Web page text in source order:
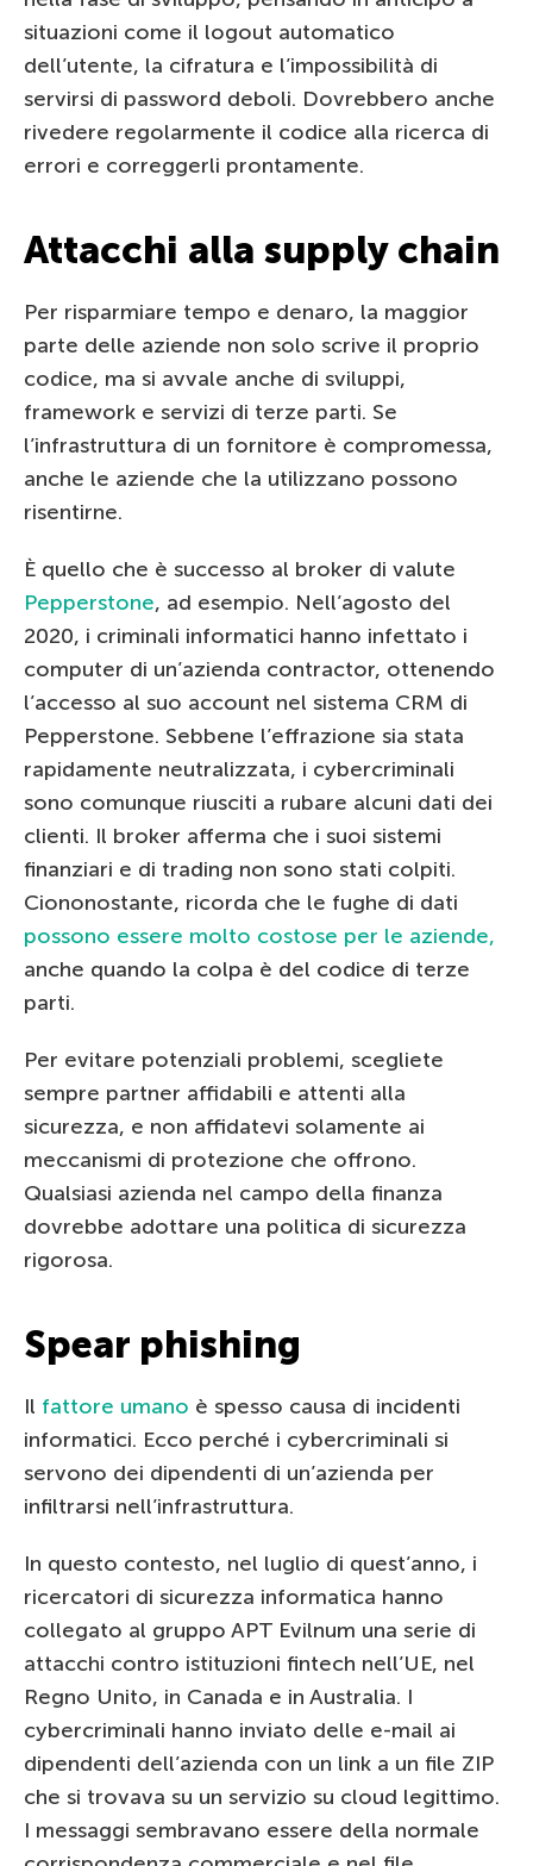
situazioni come il logout automatico
dell’utente, la cifratura e l’impossibilità di
servirsi di password deboli. Dovrebbero anche
rivedere regolarmente il codice alla ricerca di
errori e correggerli prontamente.
Attacchi alla supply chain
Per risparmiare tempo e denaro, la maggior
parte delle aziende non solo scrive il proprio
codice, ma si avvale anche di sviluppi,
framework e servizi di terze parti. Se
l’infrastruttura di un fornitore è compromessa,
anche le aziende che la utilizzano possono
risentirne.
È quello che è successo al broker di valute
Pepperstone, ad esempio. Nell’agosto del
2020, i criminali informatici hanno infettato i
computer di un’azienda contractor, ottenendo
l’accesso al suo account nel sistema CRM di
Pepperstone. Sebbene l’effrazione sia stata
rapidamente neutralizzata, i cybercriminali
sono comunque riusciti a rubare alcuni dati dei
clienti. Il broker afferma che i suoi sistemi
finanziari e di trading non sono stati colpiti.
Ciononostante, ricorda che le fughe di dati
possono essere molto costose per le aziende,
anche quando la colpa è del codice di terze
parti.
Per evitare potenziali problemi, scegliete
sempre partner affidabili e attenti alla
sicurezza, e non affidatevi solamente ai
meccanismi di protezione che offrono.
Qualsiasi azienda nel campo della finanza
dovrebbe adottare una politica di sicurezza
rigorosa.
Spear phishing
Il fattore umano è spesso causa di incidenti
informatici. Ecco perché i cybercriminali si
servono dei dipendenti di un’azienda per
infiltrarsi nell’infrastruttura.
In questo contesto, nel luglio di quest’anno, i
ricercatori di sicurezza informatica hanno
collegato al gruppo APT Evilnum una serie di
attacchi contro istituzioni fintech nell’UE, nel
Regno Unito, in Canada e in Australia. I
cybercriminali hanno inviato delle e-mail ai
dipendenti dell’azienda con un link a un file ZIP
che si trovava su un servizio su cloud legittimo.
I messaggi sembravano essere della normale